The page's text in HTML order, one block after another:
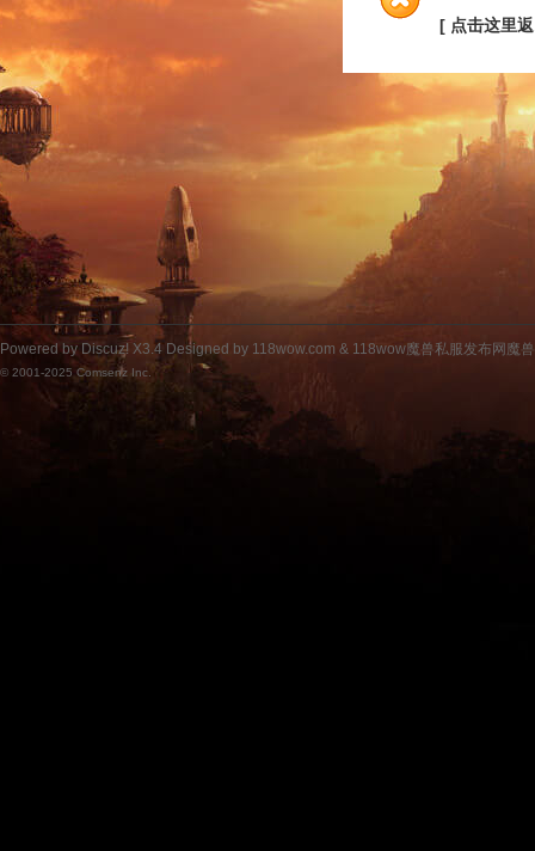
[ 点击这里
Powered by Discuz! X3.4 Designed by 118wow.com & 118wow魔兽私服发布网魔
© 2001-2025 Comsenz Inc.